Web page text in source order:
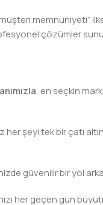
memnuniyeti”
çözümler
, en seçkin
şeyi tek bir çatı
güvenilir bir yol
her geçen gün